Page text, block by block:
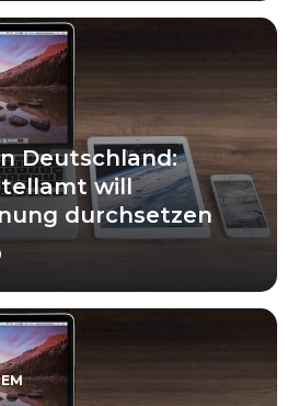
Deutschland:
will
durchsetzen